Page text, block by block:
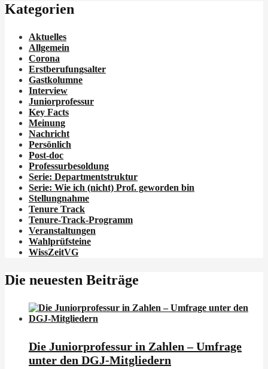
Kategorien
Aktuelles
Allgemein
Corona
Erstberufungsalter
Gastkolumne
Interview
Juniorprofessur
Key Facts
Meinung
Nachricht
Persönlich
Post-doc
Professurbesoldung
Serie: Departmentstruktur
Serie: Wie ich (nicht) Prof. geworden bin
Stellungnahme
Tenure Track
Tenure-Track-Programm
Veranstaltungen
Wahlprüfsteine
WissZeitVG
Die neuesten Beiträge
Die Juniorprofessur in Zahlen – Umfrage
unter den DGJ-Mitgliedern